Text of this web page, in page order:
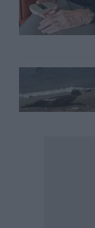
Μεσογειακή